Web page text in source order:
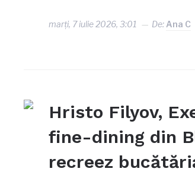
marți, 7 iulie 2026, 3:01 De: Ana C
Hristo Filyov,
fine-dining din
recreez